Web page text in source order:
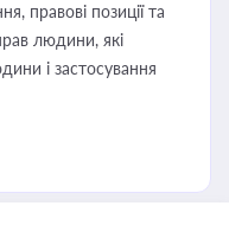
правові позиції та
людини, які
і застосування